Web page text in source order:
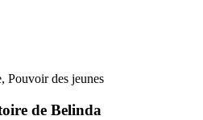
Pouvoir des jeunes
de Belinda